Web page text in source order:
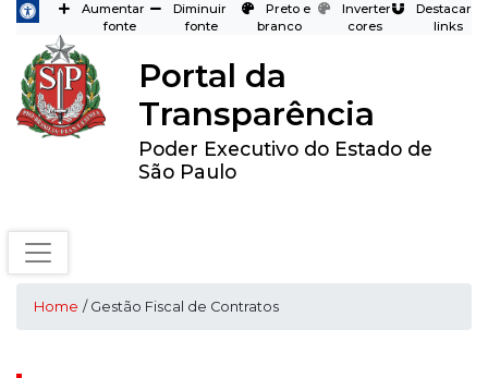
Aumentar
fonte
Diminuir
fonte
Preto e
branco
Inverter
cores
Destacar
links
Portal da
Transparência
Poder Executivo do Estado de
São Paulo
Home / Gestão Fiscal de Contratos